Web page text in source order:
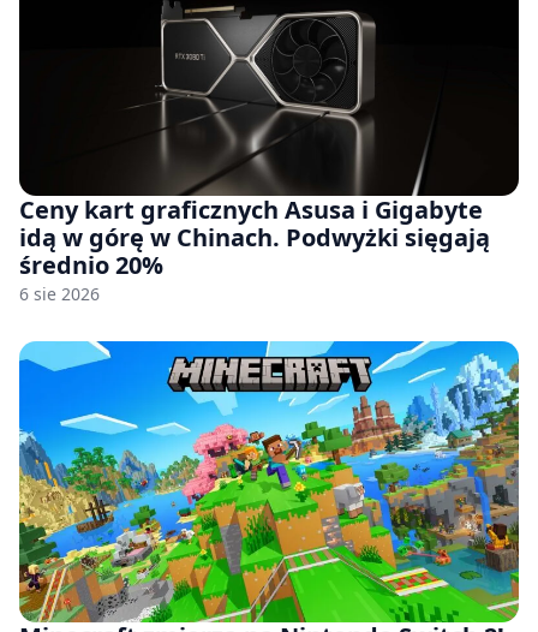
Ceny kart graficznych Asusa i Gigabyte
idą w górę w Chinach. Podwyżki sięgają
średnio 20%
6 sie 2026